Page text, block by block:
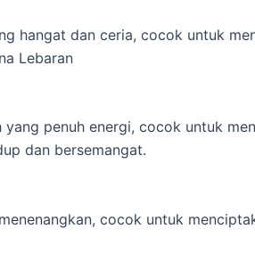
hangat dan ceria, cocok untuk
Lebaran
yang penuh energi, cocok untuk
dan bersemangat.
cocok untuk